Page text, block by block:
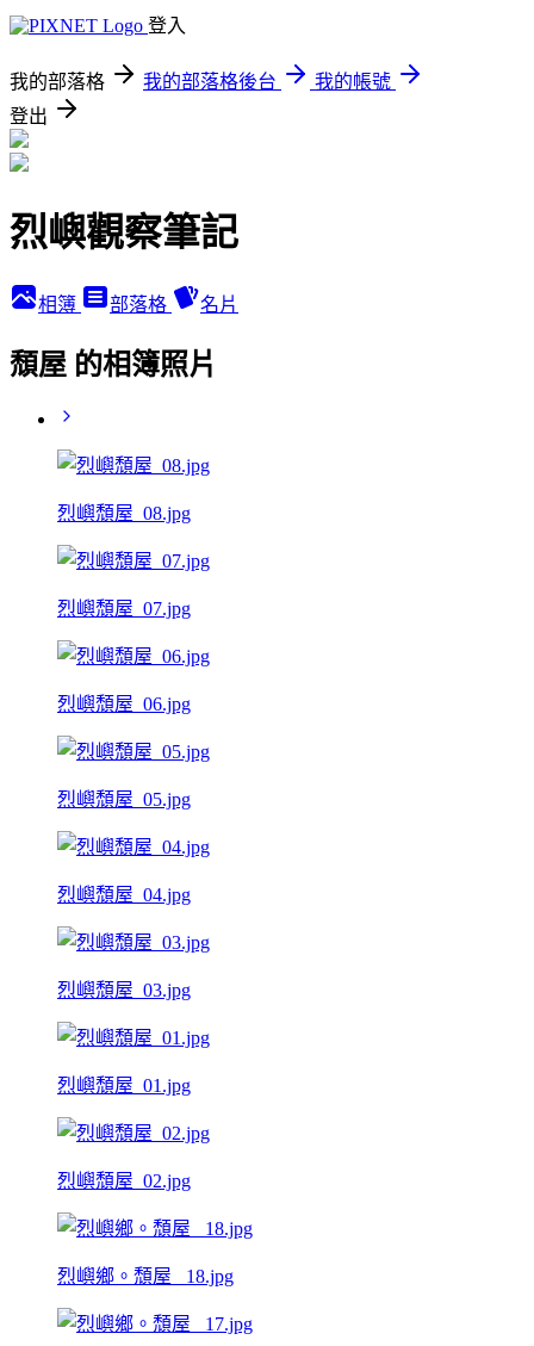
登入
我的部落格 我的部落格後台
我的帳號
登出
烈嶼觀察筆記
相簿 部落格 名片
頹屋 的相簿照片
烈嶼頹屋_08.jpg
烈嶼頹屋_07.jpg
烈嶼頹屋_06.jpg
烈嶼頹屋_05.jpg
烈嶼頹屋_04.jpg
烈嶼頹屋_03.jpg
烈嶼頹屋_01.jpg
烈嶼頹屋_02.jpg
烈嶼鄉。頹屋 _18.jpg